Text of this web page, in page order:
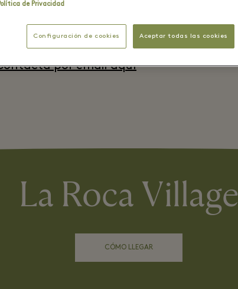
93 842 30 59
por email aquí
La Roca Village
CÓMO LLEGAR
de Privacidad
Configuración de cookies Aceptar todas las cookies